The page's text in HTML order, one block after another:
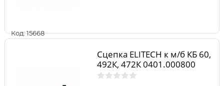
Код: 15668
Сцепка ELITECH к м/б КБ 60,
492К, 472К 0401.000800